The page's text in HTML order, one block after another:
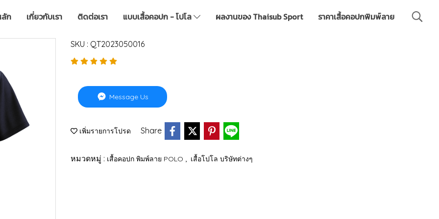
ก เกี่ยวกับเรา ติดต่อเรา แบบเสื้อคอปก - โปโล ผลงานของ Thaisub Sport ราคาเสื้อคอปกพิมพ์ลาย
SKU : QT2023050016
Message Us
เพิ่มรายการโปรด Share
หมวดหมู่ : เสื้อคอปก พิมพ์ลาย POLO เสื้อโปโล บริษัทต่างๆ